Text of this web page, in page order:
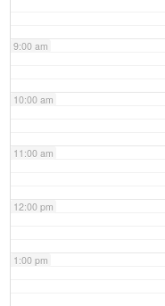
9:00 am
10:00 am
11:00 am
12:00 pm
1:00 pm